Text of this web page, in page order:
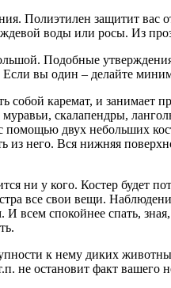
Полиэтилен защитит вас
воды или росы. Из
Подобные
Если вы один – делайте
собой каремат, и
скалапендры,
двух небольших
из него. Вся нижняя
ни у кого. Костер будет
все свои вещи.
всем спокойнее спать,
к нему диких
не остановит факт вашего